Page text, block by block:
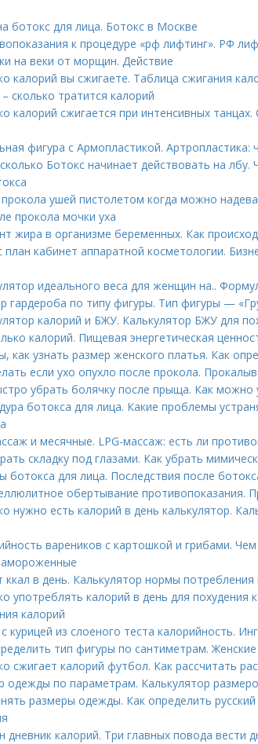
ботокс для лица. Ботокс в Москве
к процедуре «рф лифтинг». РФ
на веки от морщин. Действие
калорий вы сжигаете. Таблица сжигания
– сколько тратится калорий
калорий сжигается при интенсивных
фигура с Армопластикой. Артропластика:
Ботокс начинает действовать на лбу.
ушей пистолетом когда можно
прокола мочки уха
жира в организме беременных. Как
план кабинет аппаратной косметологии.
идеального веса для женщин на..
гардероба по типу фигуры. Тип фигуры —
калорий и БЖУ. Калькулятор БЖУ для
калорий. Пищевая энергетическая
как узнать размер женского платья. Как
если ухо опухло после прокола.
убрать болячку после прыща. Как можно
ботокса для лица. Какие проблемы
и месячные. LPG-массаж: есть ли
складку под глазами. Как убрать
ботокса для лица. Последствия после
обертывание противопоказания.
нужно есть калорий в день калькулятор.
вареников с картошкой и грибами.
ккал в день. Калькулятор нормы потребления
употреблять калорий в день для похудения
калорий
курицей из слоеного теста калорийность.
тип фигуры по сантиметрам.
сжигает калорий футбол. Как рассчитать
одежды по параметрам. Калькулятор
размеры одежды. Как определить
дневник калорий. Три главных повода вести